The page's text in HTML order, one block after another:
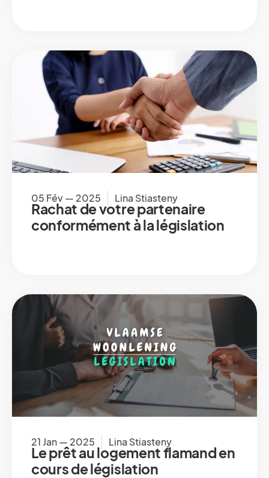
05 Fév — 2025 Lina Stiasteny
Rachat de votre partenaire
conformément à la législation
21 Jan — 2025 Lina Stiasteny
Le prêt au logement flamand en
cours de législation